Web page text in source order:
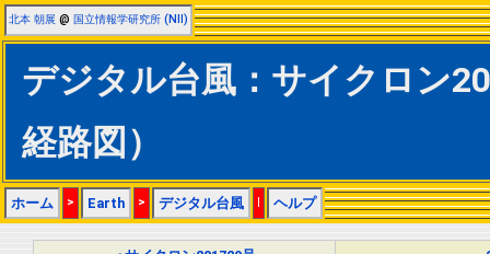
北本 朝展 @ 国立情報学研究所 (NII)
デジタル台風：サイクロン
経路図）
ホーム > Earth > デジタル台風 | ヘルプ